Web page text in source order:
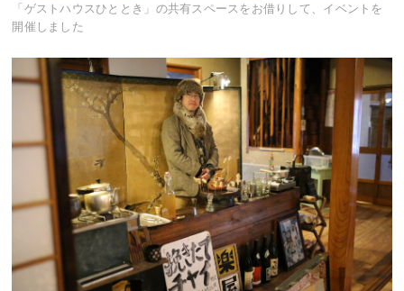
「ゲストハウスひととき」の共有スペースをお借りして、イベントを
開催しました